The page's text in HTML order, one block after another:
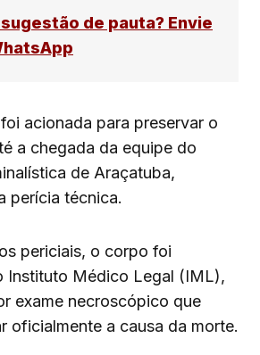
sugestão de pauta? Envie
acionada para preservar o
a chegada da equipe do
de Araçatuba,
perícia técnica.
periciais, o corpo foi
Instituto Médico Legal (IML),
exame necroscópico que
oficialmente a causa da morte.